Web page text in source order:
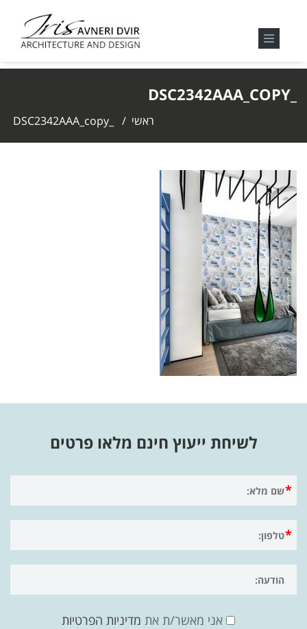
ראשי /
לשיחת ייעוץ חינם מלאו פרטים
אני מאשר/ת את מדיניות הפרטיות